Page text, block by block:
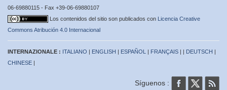
06-69880115 - Fax +39-06-69880107
Los contenidos del sitio son publicados con Licencia Creative
Commons Atribución 4.0 Internacional
INTERNAZIONALE : ITALIANO | ENGLISH | ESPAÑOL | FRANÇAIS | | DEUTSCH |
CHINESE |
Síguenos :